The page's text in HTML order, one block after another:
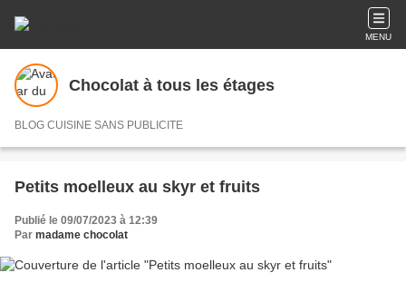
MENU
Chocolat à tous les étages
BLOG CUISINE SANS PUBLICITE
Petits moelleux au skyr et fruits
Publié le 09/07/2023 à 12:39
Par madame chocolat